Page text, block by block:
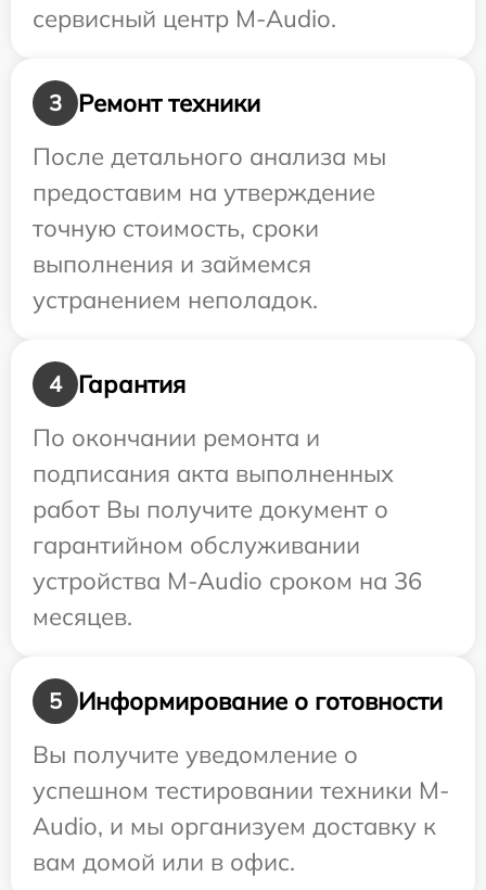
сервисный центр M-Audio.
3
Ремонт техники
После детального анализа мы
предоставим на утверждение
точную стоимость, сроки
выполнения и займемся
устранением неполадок.
4
Гарантия
По окончании ремонта и
подписания акта выполненных
работ Вы получите документ о
гарантийном обслуживании
устройства M-Audio сроком на 36
месяцев.
5
Информирование о готовности
Вы получите уведомление о
успешном тестировании техники M-
Audio, и мы организуем доставку к
вам домой или в офис.